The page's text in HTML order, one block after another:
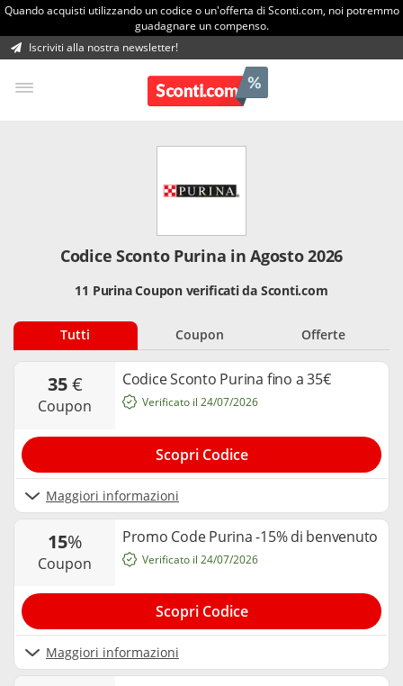
Quando acquisti utilizzando un codice o un'offerta di Sconti.com, noi potremmo
guadagnare un compenso.
Iscriviti alla nostra newsletter!
Codice Sconto Purina in Agosto 2026
11 Purina Coupon verificati da Sconti.com
Tutti Coupon Offerte
35€
coupon
Codice Sconto Purina fino a 35€
Maggiori informazioni
Verificato il 24/07/2026
Scopri Codice
15%
coupon
Promo Code Purina -15% di benvenuto
Maggiori informazioni
Verificato il 24/07/2026
Scopri Codice